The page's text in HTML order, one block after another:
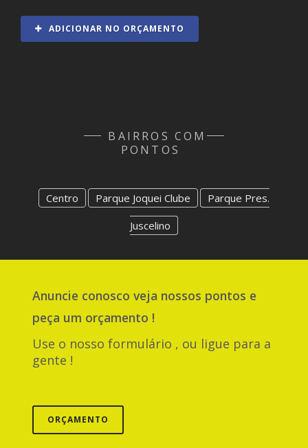
ADICIONAR NO ORÇAMENTO
BAIRROS COM
PONTOS
Centro Parque Joquei Clube
Parque Pres.
Juscelino
Anuncie conosco veja nossos pontos e
peça um orçamento !
Use o nosso formulário , ou ligue para a
gente !
ORÇAMENTO